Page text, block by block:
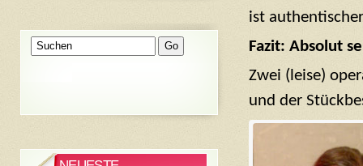
ist
Fazit: Absolut
Zwei (leise)
und der